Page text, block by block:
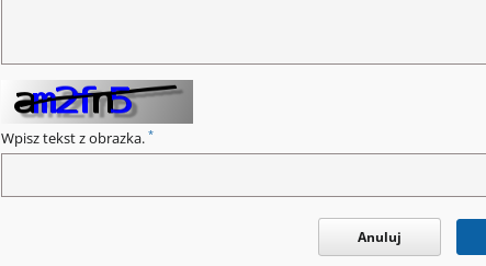
Wpisz tekst z obrazka. *
Anuluj